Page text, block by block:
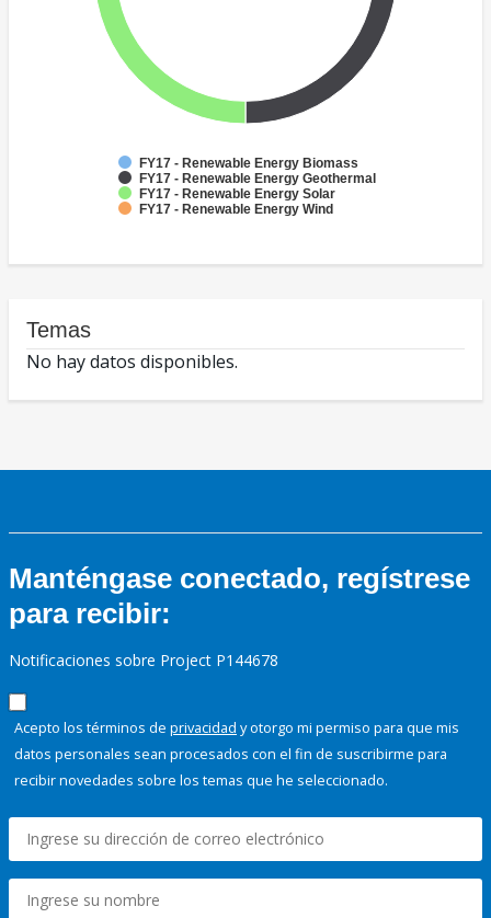
FY17 - Renewable Energy Biomass
FY17 - Renewable Energy Geothermal
FY17 - Renewable Energy Solar
FY17 - Renewable Energy Wind
Temas
No hay datos disponibles.
Manténgase conectado, regístrese
para recibir:
Notificaciones sobre Project P144678
Acepto los términos de privacidad y otorgo mi permiso para que mis
datos personales sean procesados con el fin de suscribirme para
recibir novedades sobre los temas que he seleccionado.